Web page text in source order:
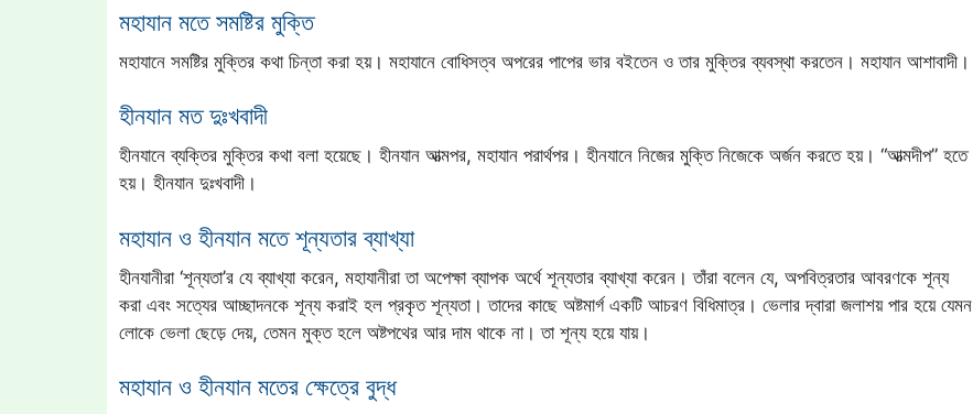
মহাযান মতে সমষ্টির মুক্তি
মহাযানে সমষ্টির মুক্তির কথা চিন্তা করা হয়। মহাযানে বোধিসত্ব অপরের পাপের ভার বইতেন ও তার মুক্তির ব্যবস্থা করতেন। মহাযান আশাবাদী।
হীনযান মত দুঃখবাদী
হীনযানে ব্যক্তির মুক্তির কথা বলা হয়েছে। হীনযান আত্মপর, মহাযান পরার্থপর। হীনযানে নিজের মুক্তি নিজেকে অর্জন করতে হয়। “আত্মদীপ” হতে
হয়। হীনযান দুঃখবাদী।
মহাযান ও হীনযান মতে শূন্যতার ব্যাখ্যা
হীনযানীরা ‘শূন্যতা’র যে ব্যাখ্যা করেন, মহাযানীরা তা অপেক্ষা ব্যাপক অর্থে শূন্যতার ব্যাখ্যা করেন। তাঁরা বলেন যে, অপবিত্রতার আবরণকে শূন্য
করা এবং সত্যের আচ্ছাদনকে শূন্য করাই হল প্রকৃত শূন্যতা। তাদের কাছে অষ্টমার্গ একটি আচরণ বিধিমাত্র। ভেলার দ্বারা জলাশয় পার হয়ে যেমন
লোকে ভেলা ছেড়ে দেয়, তেমন মুক্ত হলে অষ্টপথের আর দাম থাকে না। তা শূন্য হয়ে যায়।
মহাযান ও হীনযান মতের ক্ষেত্রে বুদ্ধ